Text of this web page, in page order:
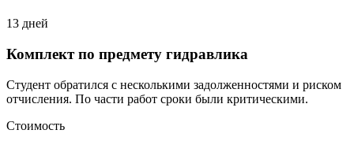
13 дней
Комплект по предмету гидравлика
Студент обратился с несколькими задолженностями и риском
отчисления. По части работ сроки были критическими.
Стоимость